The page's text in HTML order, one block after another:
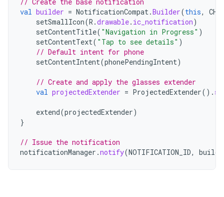
val builder = NotificationCompat.Builder(this,
setSmallIcon(R .drawable. ic_notification)
setContentTitle( "Navigation in Progress" )
setContentText( "Tap to see details" )
// Default intent for phone
setContentIntent(phonePendingIntent)
// Create and apply the glasses extender
val projectedExtender = ProjectedExtender().
extend(projectedExtender)
}
// Issue the notification
notificationManager .notify(NOTIFICATION_ID,